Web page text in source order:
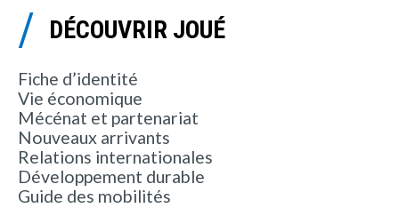
DÉCOUVRIR JOUÉ
Fiche d’identité
Vie économique
Mécénat et partenariat
Nouveaux arrivants
Relations internationales
Développement durable
Guide des mobilités